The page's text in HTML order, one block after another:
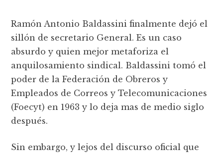
Ramón Antonio Baldassini finalmente dejó el
sillón de secretario General. Es un caso
absurdo y quien mejor metaforiza el
anquilosamiento sindical. Baldassini tomó el
poder de la Federación de Obreros y
Empleados de Correos y Telecomunicaciones
(Foecyt) en 1963 y lo deja mas de medio siglo
después.
Sin embargo, y lejos del discurso oficial que